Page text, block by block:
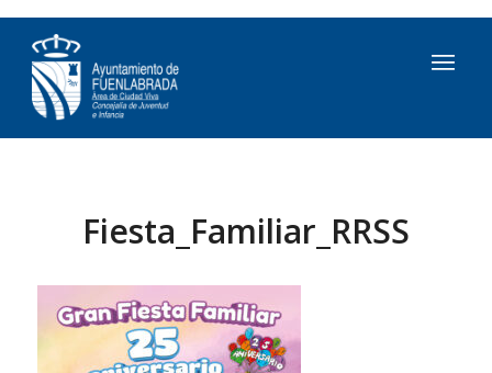
Fiesta_Familiar_RRSS